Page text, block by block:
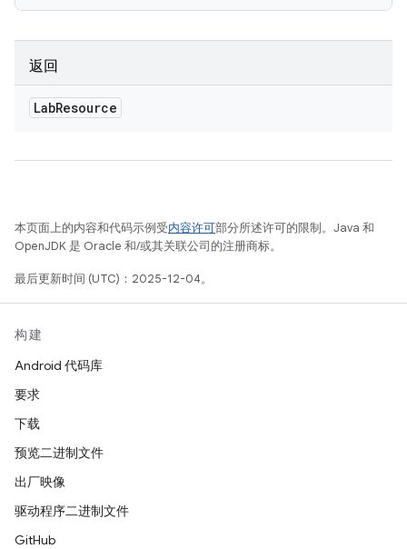
返回
LabResource
本页面上的内容和代码示例受内容许可部分所述许可的限制。Java 和
OpenJDK 是 Oracle 和/或其关联公司的注册商标。
最后更新时间 (UTC)：2025-12-04。
构建
Android 代码库
要求
下载
预览二进制文件
出厂映像
驱动程序二进制文件
GitHub